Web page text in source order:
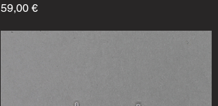
Preis
59,00 €